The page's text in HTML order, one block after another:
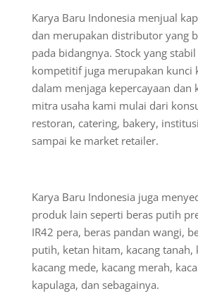
Karya Baru Indonesia menjual
dan merupakan distributor yang
pada bidangnya. Stock yang
kompetitif juga merupakan kunci
dalam menjaga kepercayaan dan
mitra usaha kami mulai dari
restoran, catering, bakery,
sampai ke market retailer.
Karya Baru Indonesia juga
produk lain seperti beras putih
IR42 pera, beras pandan wangi,
putih, ketan hitam, kacang tanah,
kacang mede, kacang merah,
kapulaga, dan sebagainya.